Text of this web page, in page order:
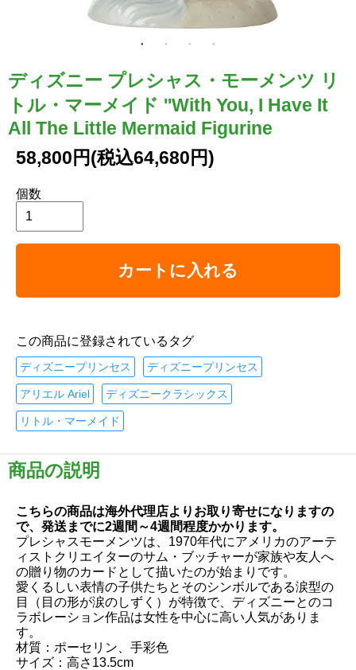
ディズニー プレシャス・モーメンツ リ
トル・マーメイド ''With You, I Have It
All The Little Mermaid Figurine
58,800円(税込64,680円)
個数
カートに入れる
この商品に登録されているタグ
ディズニープリンセス ディズニープリンセス
アリエル Ariel ディズニークラシックス
リトル・マーメイド
商品の説明
こちらの商品は海外代理店よりお取り寄せになりますの
で、発送までに2週間～4週間程度かかります。
プレシャスモーメンツは、1970年代にアメリカのアーテ
ィストクリエイターのサム・ブッチャーが家族や友人へ
の贈り物のカードとして描いたのが始まりです。
愛くるしい表情の子供たちとそのシンボルである涙型の
目（目の形が涙のしずく）が特徴で、ディズニーとのコ
ラボレーション作品は女性を中心に高い人気がありま
す。
材質：ポーセリン、手彩色
サイズ：高さ13.5cm